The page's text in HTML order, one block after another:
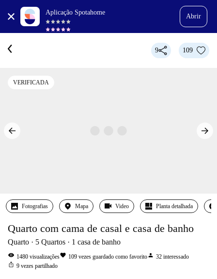
Aplicação Spotahome
Abrir
9 109
VERIFICADA
Fotografias Mapa Video Planta detalhada
Quarto com cama de casal e casa de banho
Quarto 5 Quartos 1 casa de banho
visibility 1480 visualizaçõesfavorite 109 vezes guardado como favoritoperson 32 interessado
ios_share 9 vezes partilhado